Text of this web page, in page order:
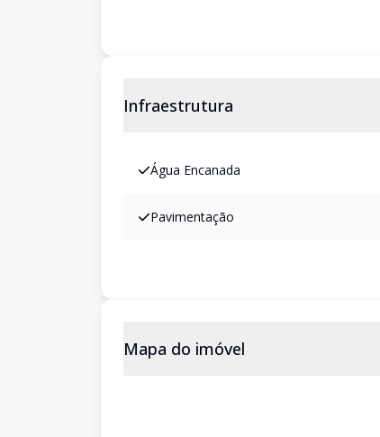
Infraestrutura
Água Encanada
Pavimentação
Mapa do imóvel